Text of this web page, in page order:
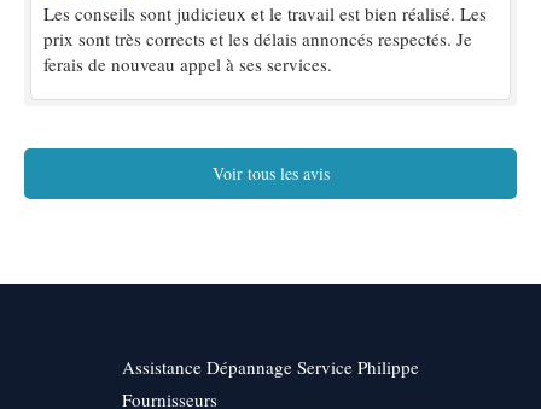
Les conseils sont judicieux et le travail est bien réalisé. Les
prix sont très corrects et les délais annoncés respectés. Je
ferais de nouveau appel à ses services.
Voir tous les avis
Assistance Dépannage Service Philippe
Fournisseurs